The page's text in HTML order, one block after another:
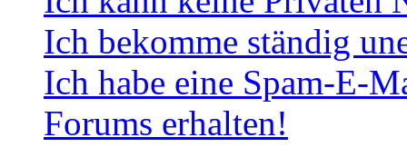
Ich bekomme ständig
Ich habe eine Spam-E-
Forums erhalten!